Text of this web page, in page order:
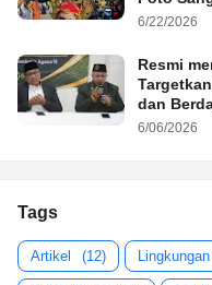
6/22/2026
Resmi
dan
6/06/2026
Tags
Artikel (12)